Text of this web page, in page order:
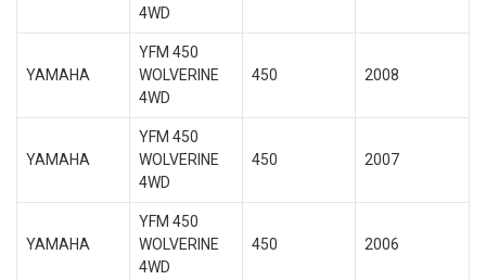
4WD
YAMAHA
YFM 450
WOLVERINE
4WD
450 2008
YAMAHA
YFM 450
WOLVERINE
4WD
450 2007
YAMAHA
YFM 450
WOLVERINE
4WD
450 2006